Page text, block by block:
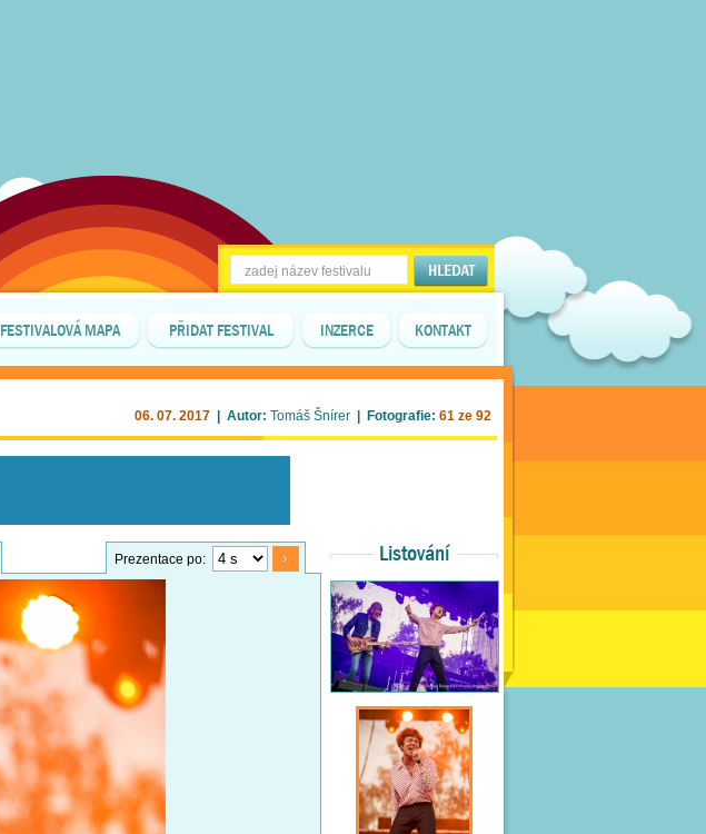
FESTIVALOVÁ MAPA PŘIDAT FESTIVAL INZERCE KONTAKT
06. 07. 2017 | Autor: Tomáš Šnírer | Fotografie: 61 ze 92
Prezentace po: Listování